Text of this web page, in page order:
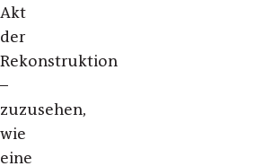
Akt
der
Rekonstruktion
–
zuzusehen,
wie
eine